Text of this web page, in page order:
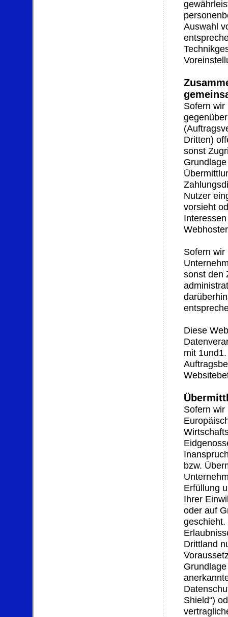
Auswahl
Sofern wir
Dritten)
sonst
Nutzer
vorsieht
Sofern wir
sonst den
Diese
mit
Sofern
bzw.
Erfüllung
Ihrer
oder auf
Drittland
Shield“)